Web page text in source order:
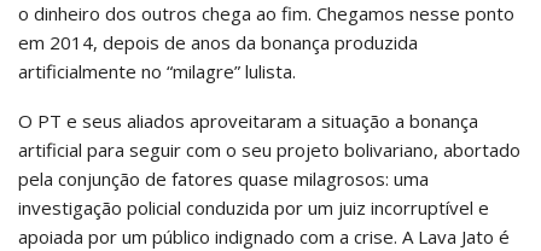
o dinheiro dos outros chega ao fim. Chegamos nesse ponto
em 2014, depois de anos da bonança produzida
artificialmente no “milagre” lulista.
O PT e seus aliados aproveitaram a situação a bonança
artificial para seguir com o seu projeto bolivariano, abortado
pela conjunção de fatores quase milagrosos: uma
investigação policial conduzida por um juiz incorruptível e
apoiada por um público indignado com a crise. A Lava Jato é